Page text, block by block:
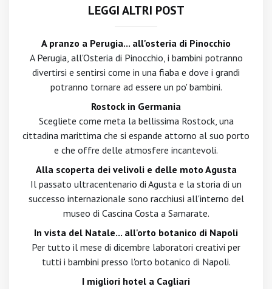
LEGGI ALTRI POST
A pranzo a Perugia... all'osteria di Pinocchio
A Perugia, all'Osteria di Pinocchio, i bambini potranno
divertirsi e sentirsi come in una fiaba e dove i grandi
potranno tornare ad essere un po' bambini.
Rostock in Germania
Scegliete come meta la bellissima Rostock, una
cittadina marittima che si espande attorno al suo porto
e che offre delle atmosfere incantevoli.
Alla scoperta dei velivoli e delle moto Agusta
Il passato ultracentenario di Agusta e la storia di un
successo internazionale sono racchiusi all'interno del
museo di Cascina Costa a Samarate.
In vista del Natale... all'orto botanico di Napoli
Per tutto il mese di dicembre laboratori creativi per
tutti i bambini presso l'orto botanico di Napoli.
I migliori hotel a Cagliari